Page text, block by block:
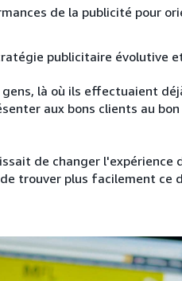
de la publicité pour
publicitaire évolutive
là où ils effectuaient
aux bons clients au
de changer l'expérience
trouver plus facilement ce